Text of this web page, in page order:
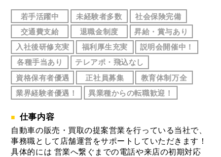
若手活躍中 未経験者多数
社会保険完備
交通費支給
退職金制度
昇給・賞与あり
入社後研修充実
福利厚生充実
説明会開催中！
各種手当あり
テレアポ・飛込なし
資格保有者優遇
正社員募集
教育体制万全
業界経験者優遇！
異業種からの転職歓迎！
仕事内容
自動車の販売・買取の提案営業を行っている当社で、
事務職として店舗運営をサポートしていただきます！
具体的には 営業へ繋ぐまでの電話や来店の初期対応